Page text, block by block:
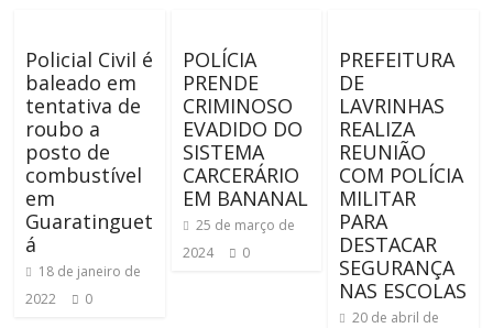
Policial Civil é
baleado em
tentativa de
roubo a
posto de
combustível
em
Guaratinguet
á
18 de janeiro de
2022
0
POLÍCIA
PRENDE
CRIMINOSO
EVADIDO DO
SISTEMA
CARCERÁRIO
EM BANANAL
25 de março de
2024
0
PREFEITURA
DE
LAVRINHAS
REALIZA
REUNIÃO
COM POLÍCIA
MILITAR
PARA
DESTACAR
SEGURANÇA
NAS ESCOLAS
20 de abril de